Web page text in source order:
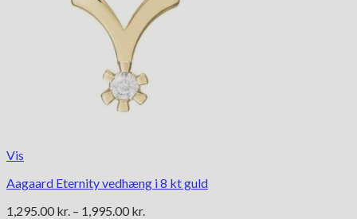
Vis
Aagaard Eternity vedhæng i 8 kt guld
1,295.00 kr. – 1,995.00 kr.